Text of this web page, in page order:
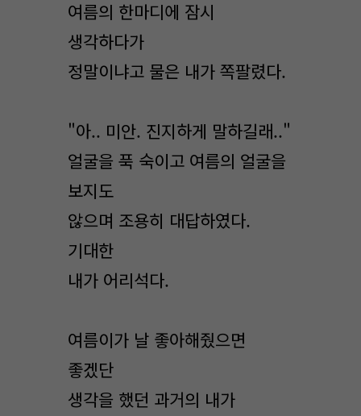
여름의 한마디에 잠시
생각하다가
정말이냐고 물은 내가 쪽팔렸다.
"아.. 미안. 진지하게 말하길래.."
얼굴을 푹 숙이고 여름의 얼굴을
보지도
않으며 조용히 대답하였다.
기대한
내가 어리석다.
여름이가 날 좋아해줬으면
좋겠단
생각을 했던 과거의 내가